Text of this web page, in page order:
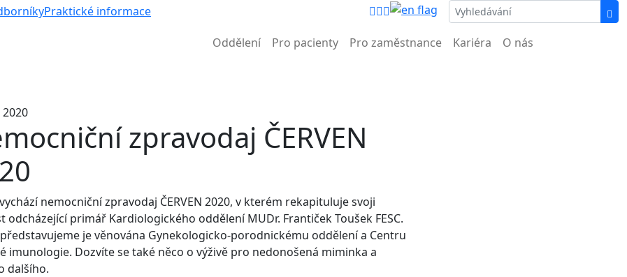
Praktické informace
Oddělení Pro pacienty Pro zaměstnance Kariéra O nás
2020
zpravodaj ČERVEN
nemocniční zpravodaj ČERVEN 2020, v kterém rekapituluje svoji
odcházející primář Kardiologického oddělení MUDr. Frantiček Toušek FESC.
je věnována Gynekologicko-porodnickému oddělení a Centru
imunologie. Dozvíte se také něco o výživě pro nedonošená miminka a
dalšího.